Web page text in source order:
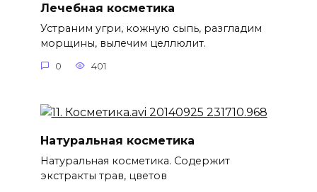
Лечебная косметика
Устраним угри, кожную сыпь, разгладим
морщины, вылечим целлюлит.
0 401
Натуральная косметика
Натуральная косметика. Содержит
экстракты трав, цветов